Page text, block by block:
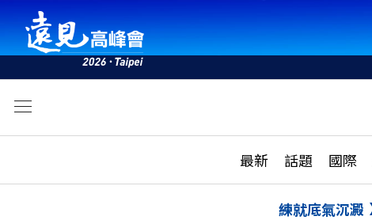
最新 話題 國際
活動
話題
練就底氣沉澱